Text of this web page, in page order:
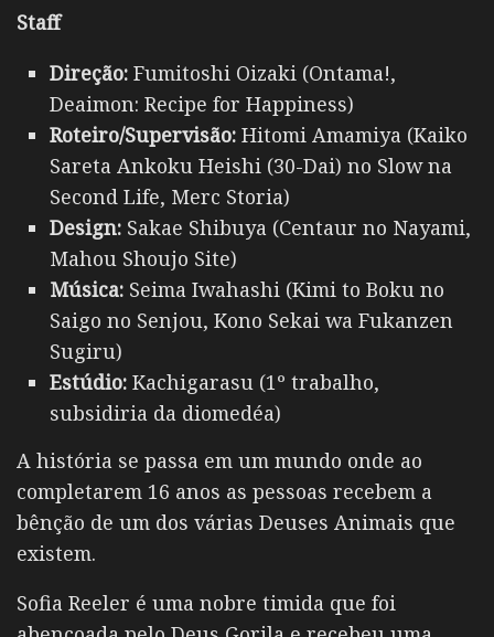
Staff
Direção: Fumitoshi Oizaki (Ontama!,
Deaimon: Recipe for Happiness)
Roteiro/Supervisão: Hitomi Amamiya (Kaiko
Sareta Ankoku Heishi (30-Dai) no Slow na
Second Life, Merc Storia)
Design: Sakae Shibuya (Centaur no Nayami,
Mahou Shoujo Site)
Música: Seima Iwahashi (Kimi to Boku no
Saigo no Senjou, Kono Sekai wa Fukanzen
Sugiru)
Estúdio: Kachigarasu (1º trabalho,
subsidiria da diomedéa)
A história se passa em um mundo onde ao
completarem 16 anos as pessoas recebem a
bênção de um dos várias Deuses Animais que
existem.
Sofia Reeler é uma nobre timida que foi